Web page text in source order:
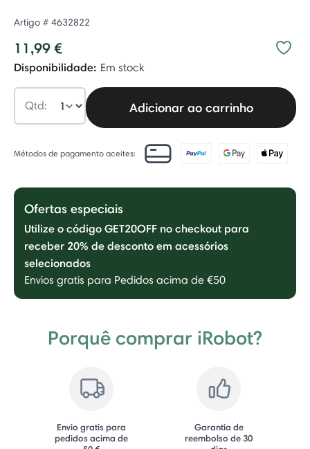
Artigo # 4632822
11,99 €
Disponibilidade: Em stock
Qtd: Adicionar ao carrinho
Métodos de pagamento aceites:
Ofertas especiais
Utilize o código GET20OFF no checkout para
receber 20% de desconto em acessórios
selecionados
Envios gratis para Pedidos acima de €50
Porquê comprar iRobot?
Envio gratis para
pedidos acima de
Garantia de
reembolso de 30